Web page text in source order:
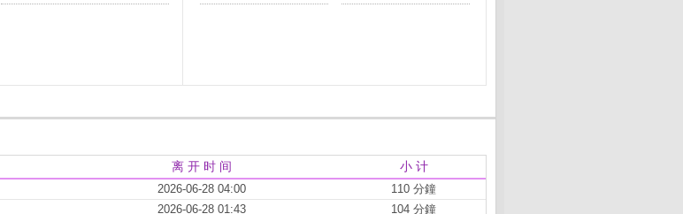
离 开 时 间 小 计
2026-06-28 04:00
110 分鐘
2026-06-28 01:43
104 分鐘